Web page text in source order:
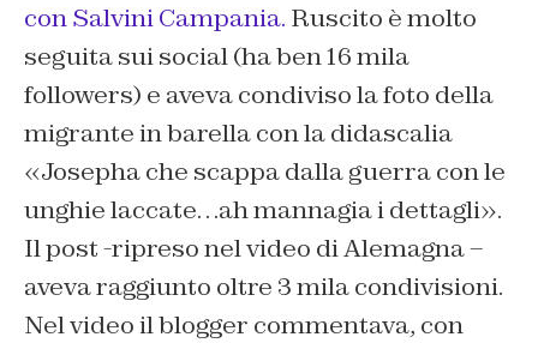
con Salvini Campania. Ruscito è molto
seguita sui social (ha ben 16 mila
followers) e aveva condiviso la foto della
migrante in barella con la didascalia
«Josepha che scappa dalla guerra con le
unghie laccate…ah mannagia i dettagli».
Il post -ripreso nel video di Alemagna –
aveva raggiunto oltre 3 mila condivisioni.
Nel video il blogger commentava, con